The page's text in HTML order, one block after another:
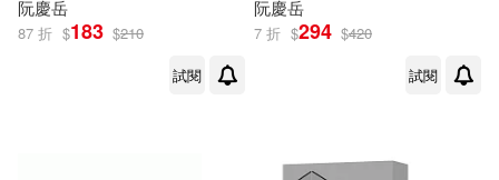
阮慶岳
87 折 $183 $210
試閱
阮慶岳
7 折 $294 $420
試閱